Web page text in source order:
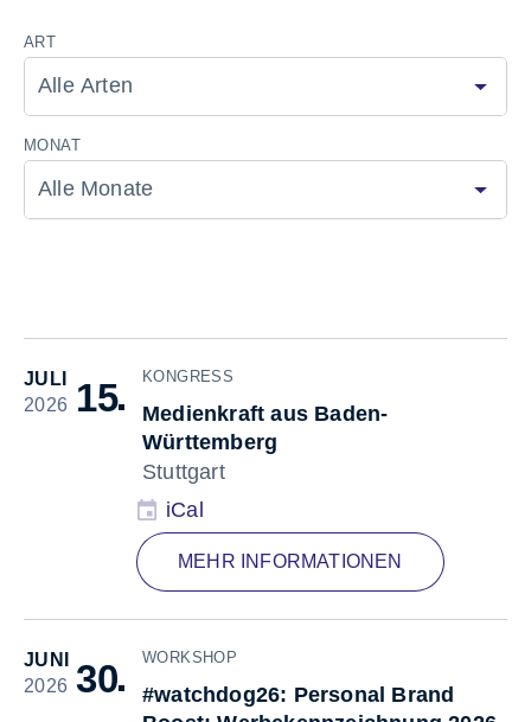
ART
MONAT
JULI
2026 15 KONGRESS
Medienkraft aus Baden-
Württemberg
Stuttgart
iCal
MEHR INFORMATIONEN
JUNI
2026 30 WORKSHOP
#watchdog26: Personal Brand